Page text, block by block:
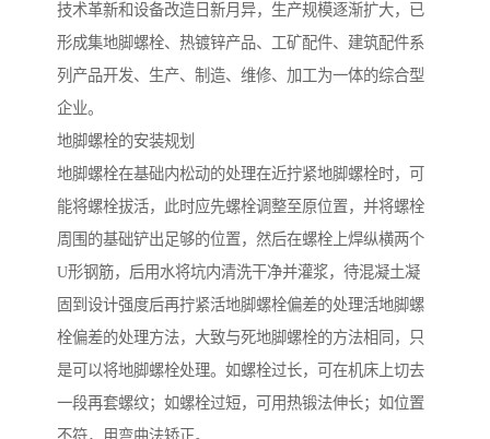
技术革新和设备改造日新月异，生产规模逐渐扩大，已
形成集地脚螺栓、热镀锌产品、工矿配件、建筑配件系
列产品开发、生产、制造、维修、加工为一体的综合型
企业。
地脚螺栓的安装规划
地脚螺栓在基础内松动的处理在近拧紧地脚螺栓时，可
能将螺栓拔活，此时应先螺栓调整至原位置，并将螺栓
周围的基础铲出足够的位置，然后在螺栓上焊纵横两个
U形钢筋，后用水将坑内清洗干净并灌浆，待混凝土凝
固到设计强度后再拧紧活地脚螺栓偏差的处理活地脚螺
栓偏差的处理方法，大致与死地脚螺栓的方法相同，只
是可以将地脚螺栓处理。如螺栓过长，可在机床上切去
一段再套螺纹；如螺栓过短，可用热锻法伸长；如位置